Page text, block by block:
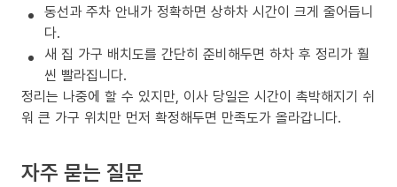
동선과 주차 안내가 정확하면 상하차 시간이 크게 줄어듭니
다.
새 집 가구 배치도를 간단히 준비해두면 하차 후 정리가 훨
씬 빨라집니다.
정리는 나중에 할 수 있지만, 이사 당일은 시간이 촉박해지기 쉬
워 큰 가구 위치만 먼저 확정해두면 만족도가 올라갑니다.
자주 묻는 질문